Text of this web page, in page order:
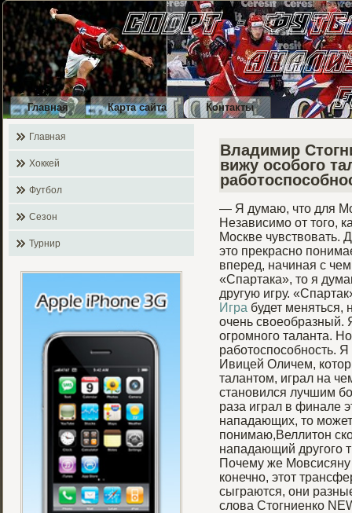
Главная Карта сайта Контакты
Главная
Хоккей
Футбол
Сезон
Турнир
Владимир
вижу особого
— Я думаю, что для
Независимо от того,
Москве чувствовать.
это прекрасно
вперед, начиная с
«Спартака», то я
другую игру.
Игра будет меняться,
очень своеобразный.
огромного таланта.
работоспособность.
Ивицей Оличем,
талантом, играл на
становился лучшим
раза играл в финале
нападающих, то может
понимаю,Веллитон
нападающий другого
Почему же Мовсисяну
конечно, этот
сыграются, они
слова Стогниенко